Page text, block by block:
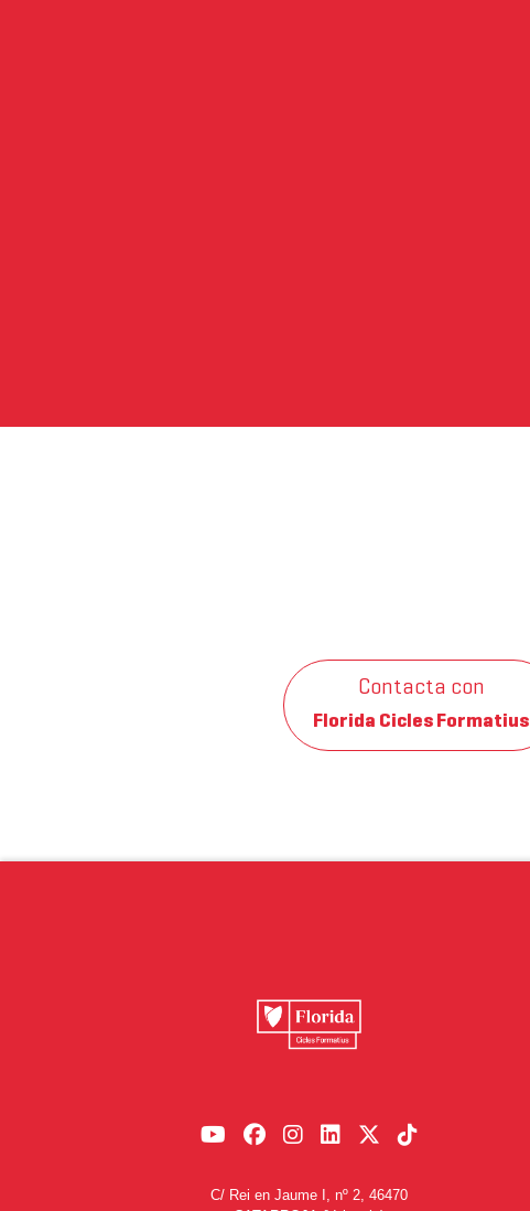
Contacta con
Florida Cicles Formatius
C/ Rei en Jaume I, nº 2, 46470